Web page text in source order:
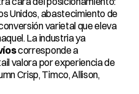
Unidos, abastecimiento de
varietal que eleva
La industria ya
corresponde a
valora por experiencia de
Crisp, Timco, Allison,